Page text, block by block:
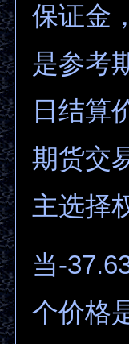
保证金
是参考
日结算
期货交
主选择
当-
个价格